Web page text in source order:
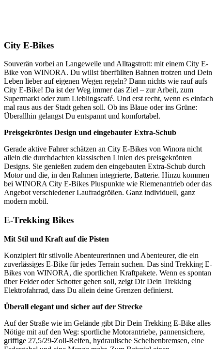
City E-Bikes
Souverän vorbei an Langeweile und Alltagstrott: mit einem City E-
Bike von WINORA. Du willst überfüllten Bahnen trotzen und Dein
Leben lieber auf eigenen Wegen regeln? Dann nichts wie rauf aufs
City E-Bike! Da ist der Weg immer das Ziel – zur Arbeit, zum
Supermarkt oder zum Lieblingscafé. Und erst recht, wenn es einfach
mal raus aus der Stadt gehen soll. Ob ins Blaue oder ins Grüne:
Überallhin gelangst Du entspannt und komfortabel.
Preisgekröntes Design und eingebauter Extra-Schub
Gerade aktive Fahrer schätzen an City E-Bikes von Winora nicht
allein die durchdachten klassischen Linien des preisgekrönten
Designs. Sie genießen zudem den eingebauten Extra-Schub durch
Motor und die, in den Rahmen integrierte, Batterie. Hinzu kommen
bei WINORA City E-Bikes Pluspunkte wie Riemenantrieb oder das
Angebot verschiedener Laufradgrößen. Ganz individuell, ganz
modern mobil.
E-Trekking Bikes
Mit Stil und Kraft auf die Pisten
Konzipiert für stilvolle Abenteurerinnen und Abenteurer, die ein
zuverlässiges E-Bike für jedes Terrain suchen. Das sind Trekking E-
Bikes von WINORA, die sportlichen Kraftpakete. Wenn es spontan
über Felder oder Schotter gehen soll, zeigt Dir Dein Trekking
Elektrofahrrad, dass Du allein deine Grenzen definierst.
Überall elegant und sicher auf der Strecke
Auf der Straße wie im Gelände gibt Dir Dein Trekking E-Bike alles
Nötige mit auf den Weg: sportliche Motorantriebe, pannensichere,
griffige 27,5/29-Zoll-Reifen, hydraulische Scheibenbremsen, eine